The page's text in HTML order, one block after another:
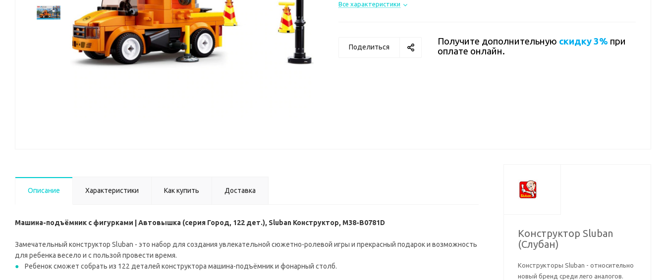
Все характеристики
Поделиться
Получите дополнительную скидку 3% при
оплате онлайн.
Описание Характеристики Как купить Доставка
Машина-подъёмник с фигурками | Автовышка (серия Город, 122 дет.), Sluban Конструктор, M38-B0781D
Замечательный конструктор Sluban - это набор для создания увлекательной сюжетно-ролевой игры и прекрасный подарок и возможность
для ребенка весело и с пользой провести время.
Ребенок сможет собрать из 122 деталей конструктора машина-подъёмник и фонарный столб.
Конструктор Sluban
(Слубан)
Конструкторы Sluban - относительно
новый бренд среди лего аналогов.